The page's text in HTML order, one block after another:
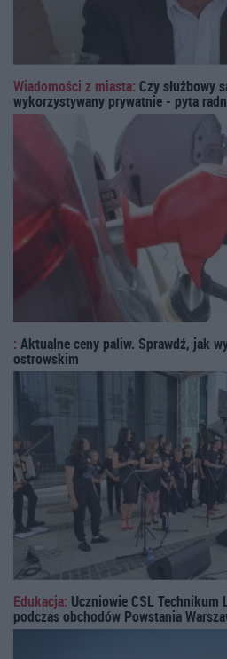
Wiadomości z miasta: Czy służbowy
wykorzystywany prywatnie - pyta
: Aktualne ceny paliw. Sprawdź, jak
ostrowskim
Edukacja: Uczniowie CSL
podczas obchodów Powstania